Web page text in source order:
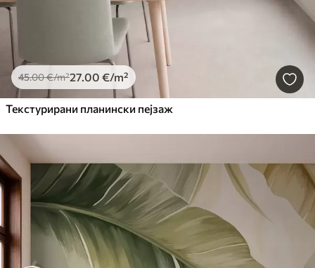
45.00€/m²27.00 €/m²
Текстурирани планински пејзаж